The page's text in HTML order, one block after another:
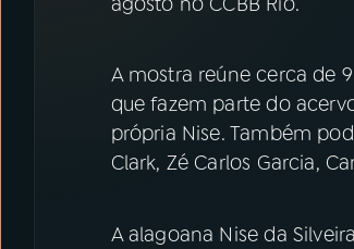
ACOMPANHE A RÁDIO MEC
YouTube
Instagram X
A mostra reúne cerca de
que fazem parte do
própria Nise. Também
Clark, Zé Carlos Garcia,
A alagoana Nise da